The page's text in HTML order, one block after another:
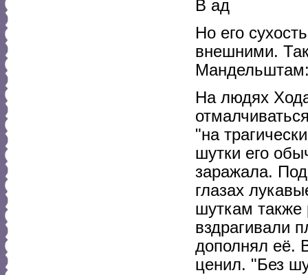
В ад
Но его
внешними.
На людях
"на
шутки его
заражала. Под
глазах
шуткам также
вздрагивали
дополнял её.
ценил. "Без